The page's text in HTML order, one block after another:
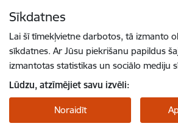
Sīkdatnes
Lai šī tīmekļvietne darbotos, tā izmanto
sīkdatnes. Ar Jūsu piekrišanu papildus
izmantotas statistikas un sociālo mediju
Lūdzu, atzīmējiet savu izvēli:
Noraidīt